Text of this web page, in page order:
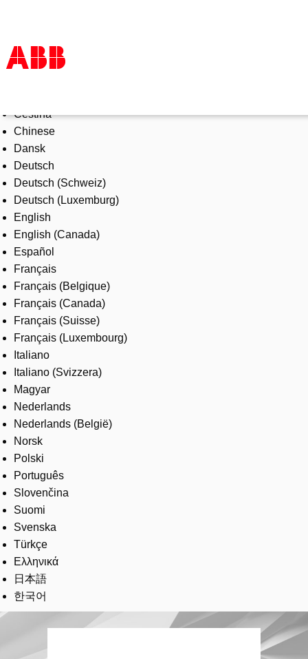
Products & Solutions
Industries
Services
About us
Where to buy
Contact us
Careers
Čeština
Chinese
Dansk
Deutsch
Deutsch (Schweiz)
Deutsch (Luxemburg)
English
English (Canada)
Español
Français
Français (Belgique)
Français (Canada)
Français (Suisse)
Français (Luxembourg)
Italiano
Italiano (Svizzera)
Magyar
Nederlands
Nederlands (België)
Norsk
Polski
Português
Slovenčina
Suomi
Svenska
Türkçe
Ελληνικά
日本語
한국어